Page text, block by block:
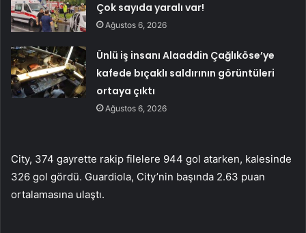
Çok sayıda yaralı var!
Ağustos 6, 2026
Ünlü iş insanı Alaaddin Çağlıköse’ye
kafede bıçaklı saldırının görüntüleri
ortaya çıktı
Ağustos 6, 2026
City, 374 gayrette rakip filelere 944 gol atarken, kalesinde
326 gol gördü. Guardiola, City’nin başında 2.63 puan
ortalamasına ulaştı.